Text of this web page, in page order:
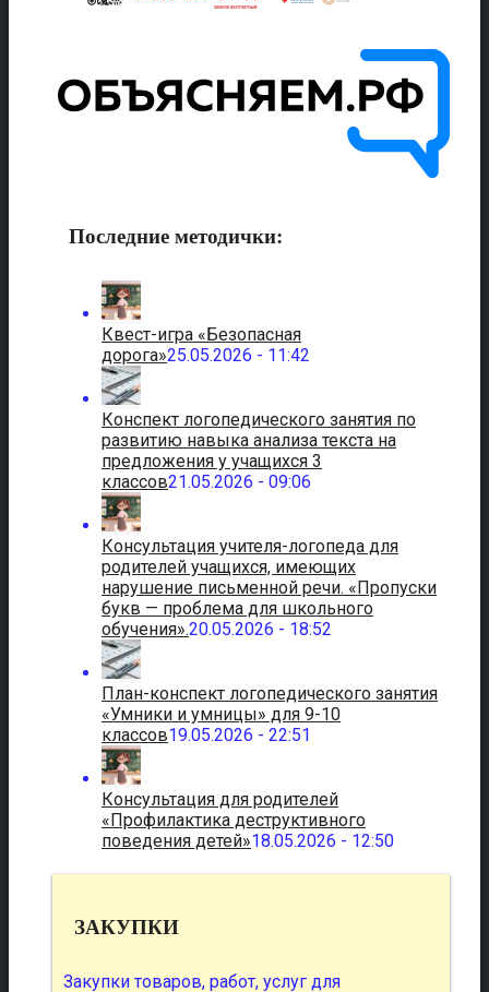
Последние методички:
Квест-игра «Безопасная
дорога»25.05.2026 - 11:42
Конспект логопедического занятия по
развитию навыка анализа текста на
предложения у учащихся 3
классов21.05.2026 - 09:06
Консультация учителя-логопеда для
родителей учащихся, имеющих
нарушение письменной речи. «Пропуски
букв — проблема для школьного
обучения».20.05.2026 - 18:52
План-конспект логопедического занятия
«Умники и умницы» для 9-10
классов19.05.2026 - 22:51
Консультация для родителей
«Профилактика деструктивного
поведения детей»18.05.2026 - 12:50
ЗАКУПКИ
Закупки товаров, работ, услуг для